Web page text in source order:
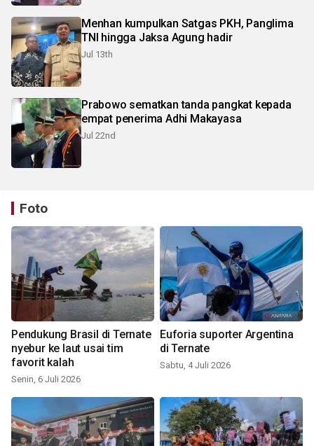
Menhan kumpulkan Satgas PKH, Panglima
TNI hingga Jaksa Agung hadir
Jul 13th
Prabowo sematkan tanda pangkat kepada
empat penerima Adhi Makayasa
Jul 22nd
Foto
Pendukung Brasil di Ternate
nyebur ke laut usai tim
favorit kalah
Senin, 6 Juli 2026
Euforia suporter Argentina
di Ternate
Sabtu, 4 Juli 2026